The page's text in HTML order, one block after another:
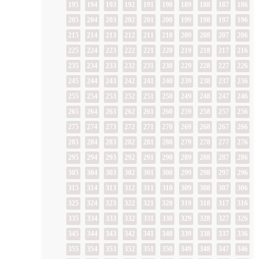
186
187
188
189
190
191
192
193
194
195
196
197
198
199
200
201
202
203
204
205
206
207
208
209
210
211
212
213
214
215
216
217
218
219
220
221
222
223
224
225
226
227
228
229
230
231
232
233
234
235
236
237
238
239
240
241
242
243
244
245
246
247
248
249
250
251
252
253
254
255
256
257
258
259
260
261
262
263
264
265
266
267
268
269
270
271
272
273
274
275
276
277
278
279
280
281
282
283
284
285
286
287
288
289
290
291
292
293
294
295
296
297
298
299
300
301
302
303
304
305
306
307
308
309
310
311
312
313
314
315
316
317
318
319
320
321
322
323
324
325
326
327
328
329
330
331
332
333
334
335
336
337
338
339
340
341
342
343
344
345
346
347
348
349
350
351
352
353
354
355